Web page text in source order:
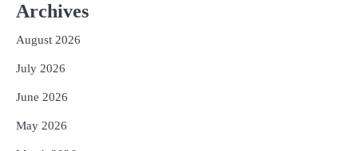
Archives
August 2026
July 2026
June 2026
May 2026